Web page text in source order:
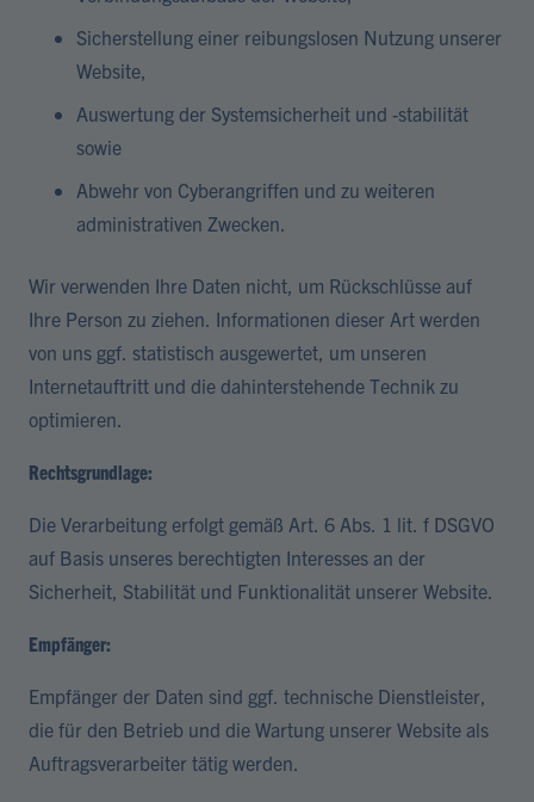
Sicherstellung einer reibungslosen Nutzung unserer
Website,
Auswertung der Systemsicherheit und -stabilität
sowie
Abwehr von Cyberangriffen und zu weiteren
administrativen Zwecken.
Wir verwenden Ihre Daten nicht, um Rückschlüsse auf
Ihre Person zu ziehen. Informationen dieser Art werden
von uns ggf. statistisch ausgewertet, um unseren
Internetauftritt und die dahinterstehende Technik zu
optimieren.
Rechtsgrundlage:
Die Verarbeitung erfolgt gemäß Art. 6 Abs. 1 lit. f DSGVO
auf Basis unseres berechtigten Interesses an der
Sicherheit, Stabilität und Funktionalität unserer Website.
Empfänger:
Empfänger der Daten sind ggf. technische Dienstleister,
die für den Betrieb und die Wartung unserer Website als
Auftragsverarbeiter tätig werden.